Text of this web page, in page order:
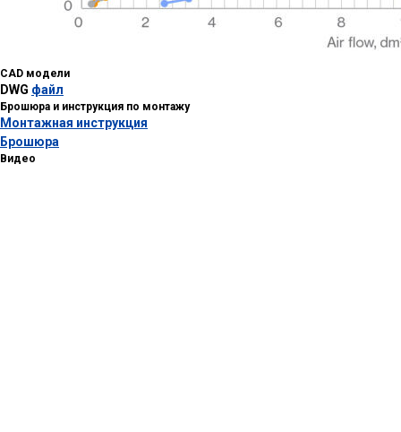
CAD модели
DWG файл
Брошюра и инструкция по монтажу
Монтажная инструкция
Брошюра
Видео